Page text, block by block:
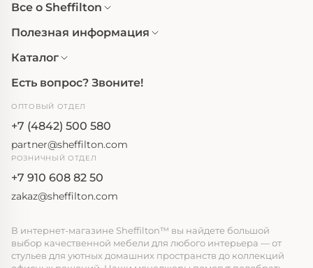
Все о Sheffilton
Полезная информация
Каталог
Есть вопрос? Звоните!
ОПТОВЫЙ ОТДЕЛ
+7 (4842) 500 580
partner@sheffilton.com
РОЗНИЧНЫЙ ОТДЕЛ
+7 910 608 82 50
zakaz@sheffilton.com
В интернет-магазине Sheffilton™ вы найдете большой
выбор качественной мебели для любого интерьера — от
стульев для уютных домашних пространств до коллекций